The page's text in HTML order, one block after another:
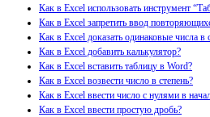
Как в Excel использовать инструмент
Как в Excel запретить ввод
Как в Excel доказать одинаковые числа в
Как в Excel добавить калькулятор?
Как в Excel вставить таблицу в Word?
Как в Excel возвести число в степень?
Как в Excel ввести число с нулями в
Как в Excel ввести простую дробь?